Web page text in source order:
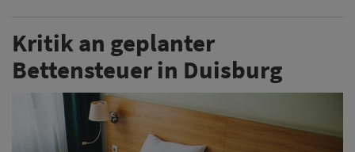
Kritik an geplanter
Bettensteuer in Duisburg